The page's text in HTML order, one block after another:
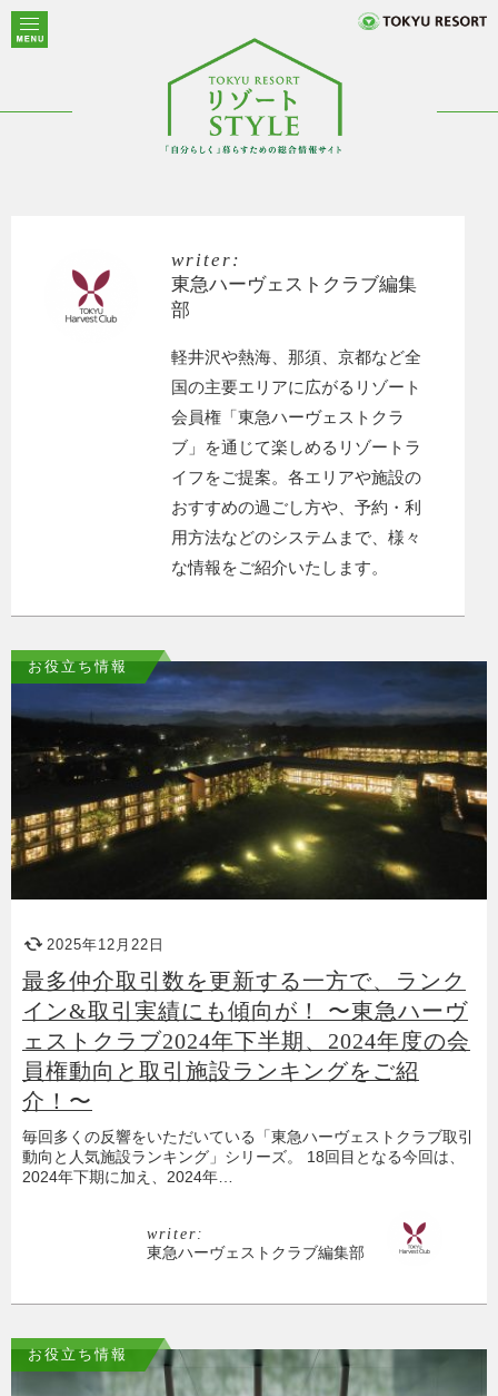
writer:
東急ハーヴェストクラブ編集
部
軽井沢や熱海、那須、京都など全
国の主要エリアに広がるリゾート
会員権「東急ハーヴェストクラ
ブ」を通じて楽しめるリゾートラ
イフをご提案。各エリアや施設の
おすすめの過ごし方や、予約・利
用方法などのシステムまで、様々
な情報をご紹介いたします。
お役立ち情報
2025年12月22日
最多仲介取引数を更新する一方で、ランク
イン&取引実績にも傾向が！ 〜東急ハーヴ
ェストクラブ2024年下半期、2024年度の会
員権動向と取引施設ランキングをご紹
介！〜
毎回多くの反響をいただいている「東急ハーヴェストクラブ取引
動向と人気施設ランキング」シリーズ。 18回目となる今回は、
2024年下期に加え、2024年…
writer:
東急ハーヴェストクラブ編集部
お役立ち情報